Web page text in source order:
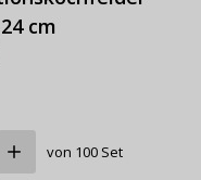
cm
von 100 Set